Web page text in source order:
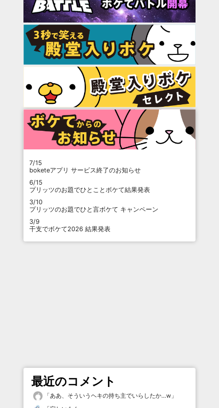
7/15
boketeアプリ サービス終了のお知らせ
6/15
プリッツのお題でひとことボケて結果発表
3/10
プリッツのお題でひと言ボケて キャンペーン
3/9
干支でボケて2026 結果発表
最近のコメント
「ああ、そういうヘキの持ち主でいらしたか…w 」